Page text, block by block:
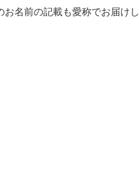
名前の記載も愛称でお届けし